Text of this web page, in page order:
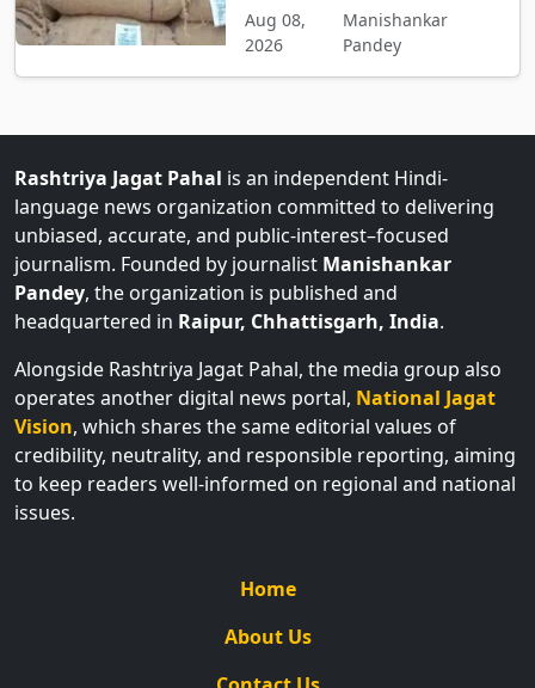
Aug 08,
2026
Manishankar
Pandey
Rashtriya Jagat Pahal is an independent Hindi-
language news organization committed to delivering
unbiased, accurate, and public-interest–focused
journalism. Founded by journalist Manishankar
Pandey, the organization is published and
headquartered in Raipur, Chhattisgarh, India.
Alongside Rashtriya Jagat Pahal, the media group also
operates another digital news portal, National Jagat
Vision, which shares the same editorial values of
credibility, neutrality, and responsible reporting, aiming
to keep readers well-informed on regional and national
issues.
Home
About Us